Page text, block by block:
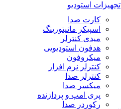
تجهیزات استودیو
کارت صدا
اسپیکر مانیتورینگ
میدی کنترلر
هدفون استودیویی
میکروفون
کنترلر نرم افزار
کنترلر صدا
میکسر صدا
پری امپ و پردازنده
رکوردر صدا